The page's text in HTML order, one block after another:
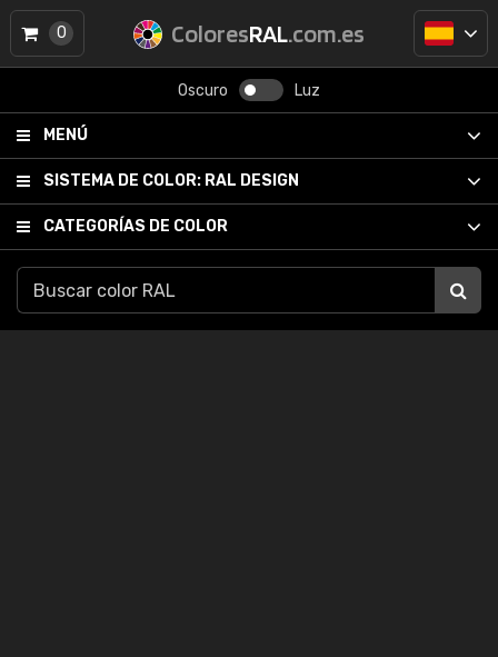
ColoresRAL.com.es
Oscuro Luz
MENÚ
SISTEMA DE COLOR: RAL DESIGN
CATEGORÍAS DE COLOR
0